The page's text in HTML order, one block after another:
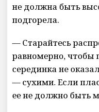
не должна быть
подгорела.
— Старайтесь
равномерно, чтобы
серединка не
— сухими. Если
ее не должно быть